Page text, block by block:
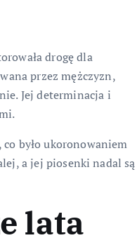
drogę dla
przez mężczyzn,
Jej determinacja i
było ukoronowaniem
a jej piosenki nadal są
lata